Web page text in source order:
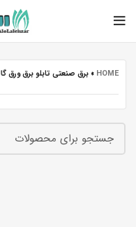
HOME
» برق صنعتی تابلو برق ورق